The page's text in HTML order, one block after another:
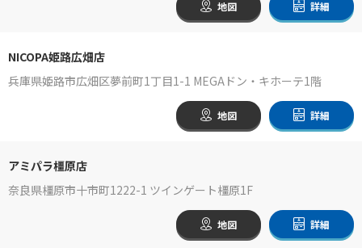
地図 詳細
NICOPA姫路広畑店
兵庫県姫路市広畑区夢前町1丁目1-1 MEGAドン・キホーテ1階
地図 詳細
アミパラ橿原店
奈良県橿原市十市町1222-1 ツインゲート橿原1F
地図 詳細